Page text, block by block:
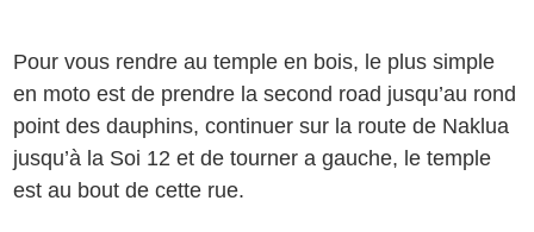
Pour vous rendre au temple en bois, le plus simple
en moto est de prendre la second road jusqu’au rond
point des dauphins, continuer sur la route de Naklua
jusqu’à la Soi 12 et de tourner a gauche, le temple
est au bout de cette rue.